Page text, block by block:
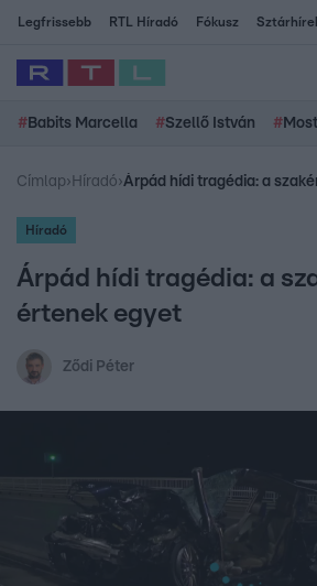
Legfrissebb RTL Híradó Fókusz
# Babits Marcella #Szellő István #
Címlap› Híradó›Árpád hídi tragédia: a
Híradó
Árpád hídi tragédia: a
értenek egyet
Ződi Péter